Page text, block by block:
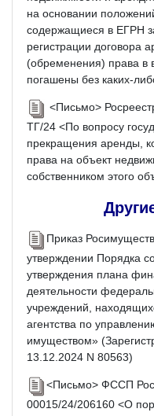
на основании
содержащиеся в ЕГРН
регистрации договора
(обременения) права в
погашены без каких-
<Письмо>
ТГ/24 <По вопросу
прекращения аренды,
права на объект
собственником этого
Приказ
утверждении Порядка
утверждения плана
деятельности
учреждений,
агентства по
имуществом»
13.12.2024 N 80563)
<Письмо> ФССП
00015/24/206160 <О